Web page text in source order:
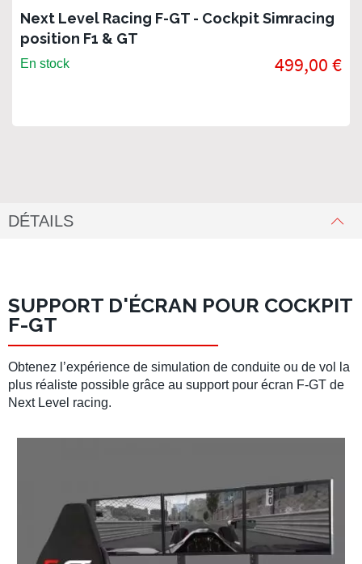
Next Level Racing F-GT - Cockpit Simracing
position F1 & GT
En stock 499,00 €
DÉTAILS
SUPPORT D'ÉCRAN POUR COCKPIT
F-GT
Obtenez l’expérience de simulation de conduite ou de vol la
plus réaliste possible grâce au support pour écran F-GT de
Next Level racing.